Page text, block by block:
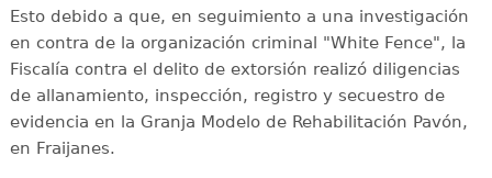
Esto debido a que, en seguimiento a una investigación
en contra de la organización criminal "White Fence", la
Fiscalía contra el delito de extorsión realizó diligencias
de allanamiento, inspección, registro y secuestro de
evidencia en la Granja Modelo de Rehabilitación Pavón,
en Fraijanes.